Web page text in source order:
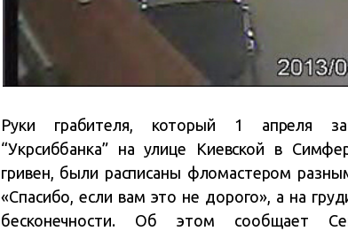
Руки грабителя, который 1 апреля
“Укрсиббанка” на улице Киевской в
гривен, были расписаны фломастером
«Спасибо, если вам это не дорого», а на
бесконечности. Об этом сообщает